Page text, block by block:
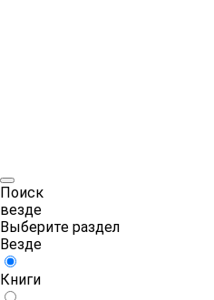
Поиск
везде
Выберите раздел
Везде
Книги